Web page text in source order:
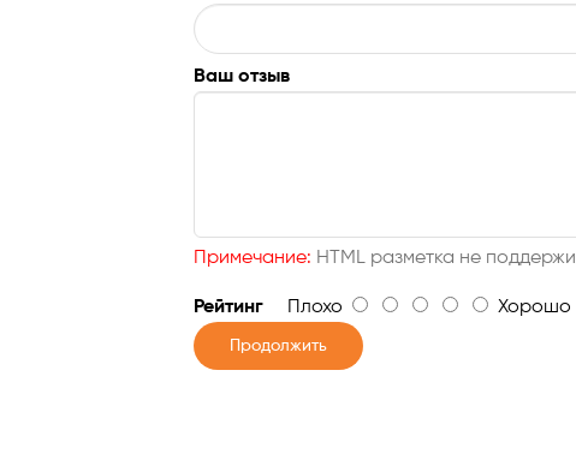
Ваш отзыв
Примечание: HTML разметка не
Рейтинг Плохо Хорошо
Продолжить